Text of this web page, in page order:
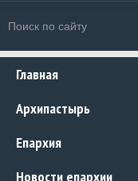
Главная
Архипастырь
Епархия
Новости епархии